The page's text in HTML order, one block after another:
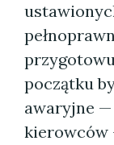
początku
awaryjne —
kierowców